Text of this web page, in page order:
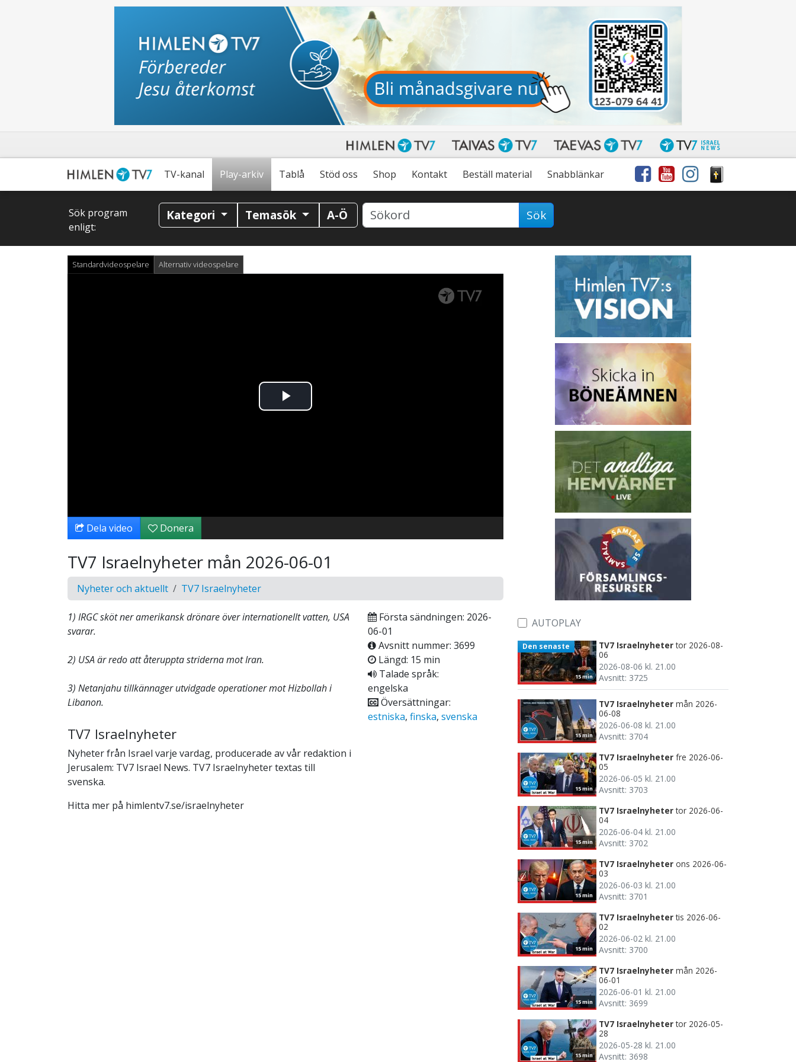
TV-kanal Play-arkiv Tablå Stöd oss Shop Kontakt Beställ material Snabblänkar
Sök program
enligt:
Kategori Temasök A-Ö Sök
Standardvideospelare Alternativ videospelare
Spela
Dela video Donera
TV7 Israelnyheter mån 2026-06-01
Nyheter och aktuellt TV7 Israelnyheter
1) IRGC sköt ner amerikansk drönare över internationellt vatten, USA
svarar.
2) USA är redo att återuppta striderna mot Iran.
3) Netanjahu tillkännager utvidgade operationer mot Hizbollah i
Libanon.
TV7 Israelnyheter
Nyheter från Israel varje vardag, producerade av vår redaktion i
Jerusalem: TV7 Israel News. TV7 Israelnyheter textas till
svenska.
Hitta mer på himlentv7.se/israelnyheter
Första sändningen: 2026-
06-01
Avsnitt nummer: 3699
Längd: 15 min
Talade språk:
engelska
Översättningar:
estniska, finska, svenska
AUTOPLAY
15 min
Den senaste TV7 Israelnyheter tor 2026-08-
06
2026-08-06 kl. 21.00
Avsnitt: 3725
15 min
TV7 Israelnyheter mån 2026-
06-08
2026-06-08 kl. 21.00
Avsnitt: 3704
15 min
TV7 Israelnyheter fre 2026-06-
05
2026-06-05 kl. 21.00
Avsnitt: 3703
15 min
TV7 Israelnyheter tor 2026-06-
04
2026-06-04 kl. 21.00
Avsnitt: 3702
15 min
TV7 Israelnyheter ons 2026-06-
03
2026-06-03 kl. 21.00
Avsnitt: 3701
15 min
TV7 Israelnyheter tis 2026-06-
02
2026-06-02 kl. 21.00
Avsnitt: 3700
15 min
TV7 Israelnyheter mån 2026-
06-01
2026-06-01 kl. 21.00
Avsnitt: 3699
15 min
TV7 Israelnyheter tor 2026-05-
28
2026-05-28 kl. 21.00
Avsnitt: 3698